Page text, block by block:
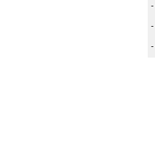
-
-
-